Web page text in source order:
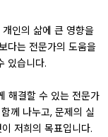
인의 삶에 큰 영향을
다는 전문가의 도움을
있습니다.
해결할 수 있는 전문가
께 나누고, 문제의 실
저희의 목표입니다.